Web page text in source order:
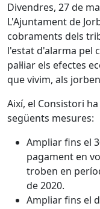
Divendres, 27 de
L'Ajuntament de
cobraments dels
l'estat d'alarma pel
pal·liar els efectes
que vivim, als
Així, el Consistori
següents mesures:
Ampliar fins el
pagament en
troben en
de 2020.
Ampliar fins el